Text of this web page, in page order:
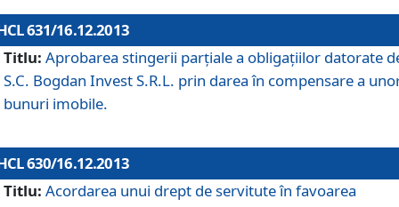
631/16.12.2013
Titlu: Aprobarea stingerii parţiale a obligaţiilor datorate
S.C. Bogdan Invest S.R.L. prin darea în compensare a
bunuri imobile.
630/16.12.2013
Titlu: Acordarea unui drept de servitute în favoarea